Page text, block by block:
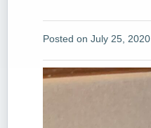
Posted on July 25, 2020